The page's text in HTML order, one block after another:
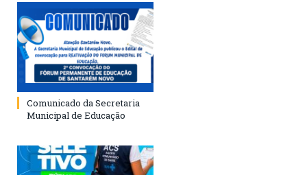
Comunicado da Secretaria
Municipal de Educação